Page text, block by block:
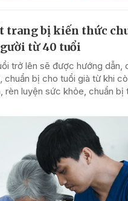
trang bị kiến thức
từ 40 tuổi
trở lên sẽ được hướng dẫn,
chuẩn bị cho tuổi già từ khi
rèn luyện sức khỏe, chuẩn bị